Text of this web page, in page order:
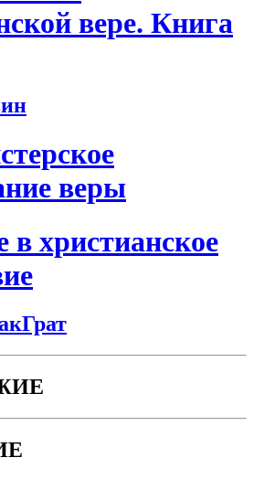
вере. Книга
веры
в христианское